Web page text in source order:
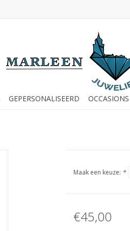
GEPERSONALISEERD OCCASIONS
Maak een keuze: *
€45,00